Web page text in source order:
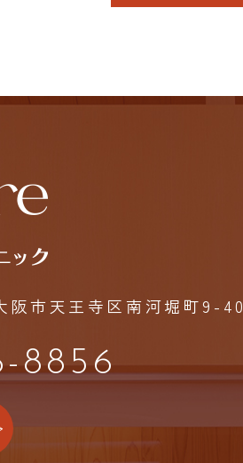
阪市天王寺区南河堀町9-40
8856